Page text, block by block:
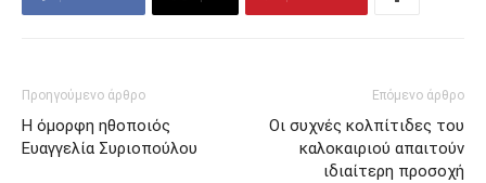
Προηγούμενο άρθρο
Η όμορφη ηθοποιός
Ευαγγελία Συριοπούλου
Επόμενο άρθρο
Οι συχνές κολπίτιδες του
καλοκαιριού απαιτούν
ιδιαίτερη προσοχή